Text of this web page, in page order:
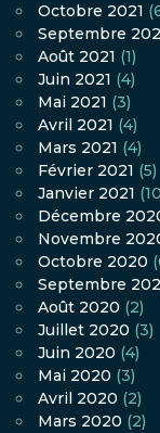
Octobre 2021
Septembre
Août 2021 (1)
Juin 2021 (4)
Mai 2021 (3)
Avril 2021 (4)
Mars 2021 (4)
Février 2021 (5)
Janvier 2021
Décembre
Novembre
Octobre 2020
Septembre
Août 2020 (2)
Juillet 2020 (3)
Juin 2020 (4)
Mai 2020 (3)
Avril 2020 (2)
Mars 2020 (2)